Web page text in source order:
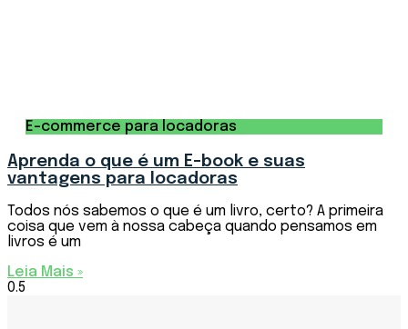
E-commerce para locadoras
Aprenda o que é um E-book e suas
vantagens para locadoras
Todos nós sabemos o que é um livro, certo? A primeira
coisa que vem à nossa cabeça quando pensamos em
livros é um
Leia Mais »